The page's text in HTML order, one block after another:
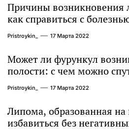
Причины возникновения
как справиться с
Pristroykin_ 17 Марта 2022
Может ли фурункул
полости: с чем можно
Pristroykin_ 17 Марта 2022
Липома, образованная
избавиться без